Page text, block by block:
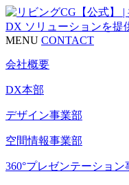
MENU CONTACT
会社概要
DX本部
デザイン事業部
空間情報事業部
360°プレゼンテーション